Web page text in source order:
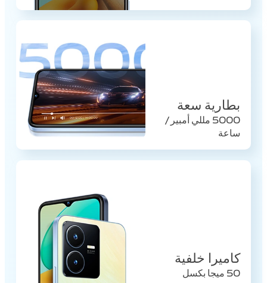
بطارية سعة
5000 مللي أمبير /
ساعة
كاميرا خلفية
50 ميجا بكسل